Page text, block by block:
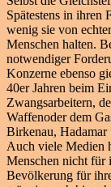
Spätestens in ihren
wenig sie von
Menschen halten.
notwendiger
Konzerne ebenso
40er Jahren beim
Zwangsarbeitern,
Waffenoder dem
Birkenau, Hadamar
Auch viele Medien
Menschen nicht für
Bevölkerung für